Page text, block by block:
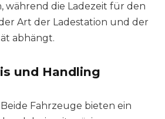
während die Ladezeit für den
Art der Ladestation und der
abhängt.
und Handling
Fahrzeuge bieten ein